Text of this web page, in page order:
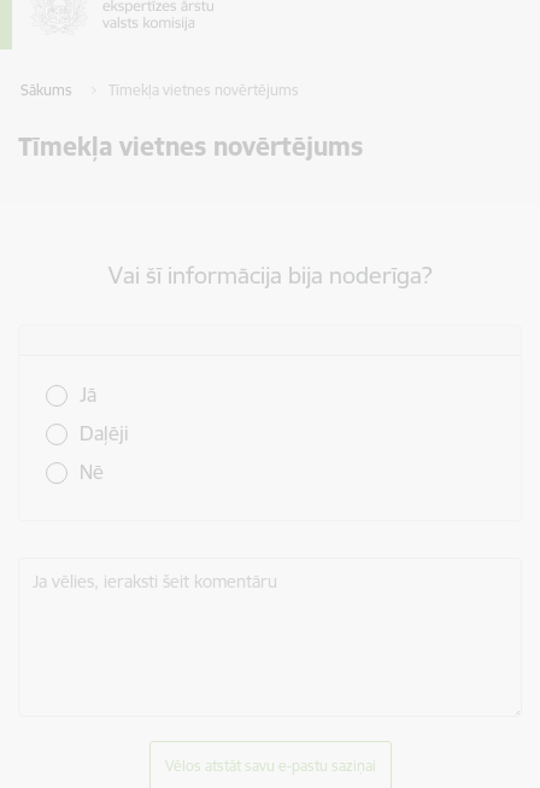
Sākums Tīmekļa vietnes novērtējums
Tīmekļa vietnes novērtējums
Vai šī informācija bija noderīga?
Jā
Daļēji
Nē
Ja vēlies, ieraksti šeit komentāru
Vēlos atstāt savu e-pastu saziņai